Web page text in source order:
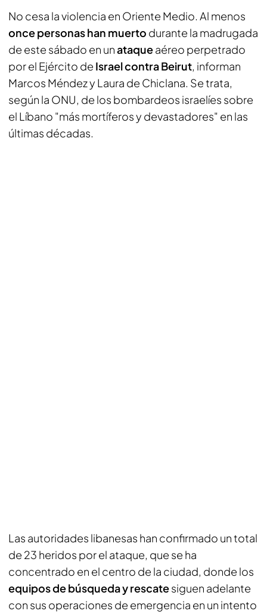
No cesa la violencia en Oriente Medio. Al menos
once personas han muerto durante la madrugada
de este sábado en unataqueaéreo perpetrado
por el Ejército de Israel contra Beirut, informan
Marcos Méndez y Laura de Chiclana. Se trata,
según la ONU, de los bombardeos israelíes sobre
el Líbano "más mortíferos y devastadores" en las
últimas décadas.
Las autoridades libanesas han confirmado un total
de 23 heridos por el ataque, que se ha
concentrado en el centro de la ciudad, donde los
equipos de búsqueda y rescatesiguen adelante
con sus operaciones de emergencia en un intento